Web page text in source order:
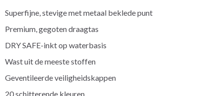
Superfijne, stevige met metaal beklede punt
Premium, gegoten draagtas
DRY SAFE-inkt op waterbasis
Wast uit de meeste stoffen
Geventileerde veiligheidskappen
20 schitterende kleuren